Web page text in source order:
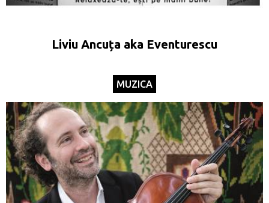
Liviu Ancuța aka Eventurescu
MUZICA